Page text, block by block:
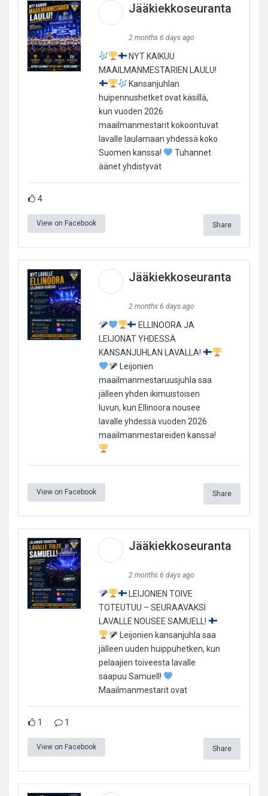
Jääkiekkoseuranta
2 months 6 days ago
NYT KAIKUU
MAAILMANMESTARIEN LAULU!
Kansanjuhlan
huipennushetket ovat käsillä,
kun vuoden 2026
maailmanmestarit kokoontuvat
lavalle laulamaan yhdessä koko
Suomen kanssa!
Tuhannet
äänet yhdistyvät
4
View on Facebook Share
Jääkiekkoseuranta
2 months 6 days ago
ELLINOORA JA
LEIJONAT YHDESSÄ
KANSANJUHLAN LAVALLA!
Leijonien
maailmanmestaruusjuhla saa
jälleen yhden ikimuistoisen
luvun, kun Ellinoora nousee
lavalle yhdessä vuoden 2026
maailmanmestareiden kanssa!
View on Facebook Share
Jääkiekkoseuranta
2 months 6 days ago
LEIJONIEN TOIVE
TOTEUTUU – SEURAAVAKSI
LAVALLE NOUSEE SAMUELL!
Leijonien kansanjuhla saa
jälleen uuden huippuhetken, kun
pelaajien toiveesta lavalle
saapuu Samuell!
Maailmanmestarit ovat
1 1
View on Facebook Share